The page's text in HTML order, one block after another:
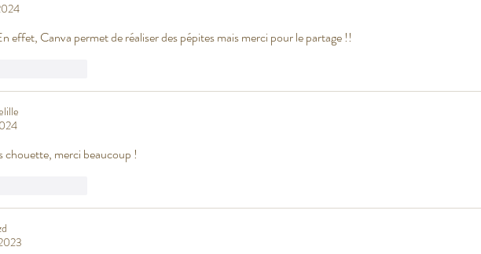
effet, Canva permet de réaliser des pépites mais merci pour le partage !!
chouette, merci beaucoup !